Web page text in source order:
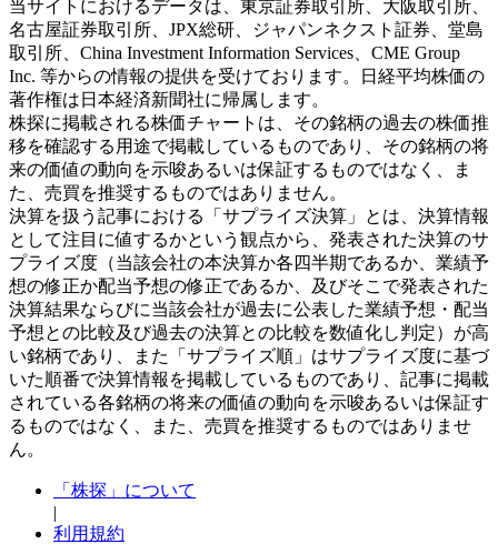
当サイトにおけるデータは、東京証券取引所、大阪取引所、
名古屋証券取引所、JPX総研、ジャパンネクスト証券、堂島
取引所、China Investment Information Services、CME Group
Inc. 等からの情報の提供を受けております。日経平均株価の
著作権は日本経済新聞社に帰属します。
株探に掲載される株価チャートは、その銘柄の過去の株価推
移を確認する用途で掲載しているものであり、その銘柄の将
来の価値の動向を示唆あるいは保証するものではなく、ま
た、売買を推奨するものではありません。
決算を扱う記事における「サプライズ決算」とは、決算情報
として注目に値するかという観点から、発表された決算のサ
プライズ度（当該会社の本決算か各四半期であるか、業績予
想の修正か配当予想の修正であるか、及びそこで発表された
決算結果ならびに当該会社が過去に公表した業績予想・配当
予想との比較及び過去の決算との比較を数値化し判定）が高
い銘柄であり、また「サプライズ順」はサプライズ度に基づ
いた順番で決算情報を掲載しているものであり、記事に掲載
されている各銘柄の将来の価値の動向を示唆あるいは保証す
るものではなく、また、売買を推奨するものではありませ
ん。
「株探」について
|
利用規約